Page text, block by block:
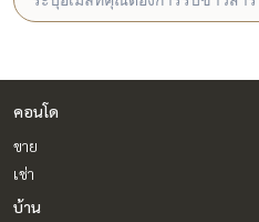
คอนโด
ขาย
เช่า
บ้าน